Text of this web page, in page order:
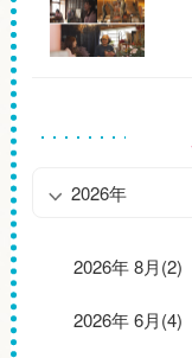
2026年
2026年 8月(2)
2026年 6月(4)